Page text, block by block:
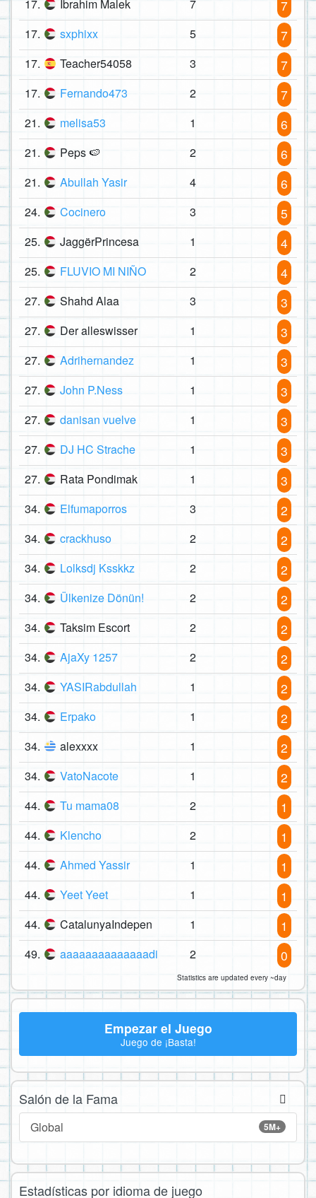
17. Ibrahim Malek 7 7
17. sxphixx 5 7
17. Teacher54058 3 7
17. Fernando473 2 7
21. melisa53 1 6
21. Peps 🍉 2 6
21. Abullah Yasir 4 6
24. Cocinero 3 5
25. JaggërPrincesa 1 4
25. FLUVIO MI NIÑO 2 4
27. Shahd Alaa 3 3
27. Der alleswisser 1 3
27. Adrihernandez 1 3
27. John P.Ness 1 3
27. danisan vuelve 1 3
27. DJ HC Strache 1 3
27. Rata Pondimak 1 3
34. Elfumaporros 3 2
34. crackhuso 2 2
34. Lolksdj Ksskkz 2 2
34. Ülkenize Dönün! 2 2
34. Taksim Escort 2 2
34. AjaXy 1257 2 2
34. YASIRabdullah 1 2
34. Erpako 1 2
34. alexxxx 1 2
34. VatoNacote 1 2
44. Tu mama08 2 1
44. Klencho 2 1
44. Ahmed Yassir 1 1
44. Yeet Yeet 1 1
44. CatalunyaIndepen 1 1
49. aaaaaaaaaaaaaadi 2 0
Statistics are updated every ~day
Empezar el Juego
Juego de ¡Basta!
Salón de la Fama
5M+
Global
Estadísticas por idioma de juego